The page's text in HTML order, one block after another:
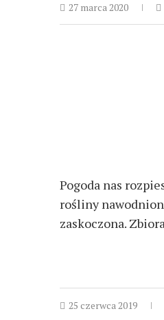
27 marca 2020
Pogoda nas
rośliny
zaskoczona.
25 czerwca 2019